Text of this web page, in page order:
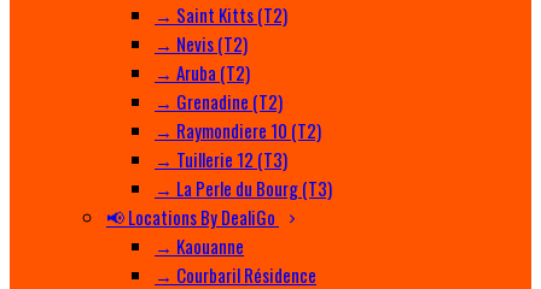
→ Saint Kitts (T2)
→ Nevis (T2)
→ Aruba (T2)
→ Grenadine (T2)
→ Raymondiere 10 (T2)
→ Tuillerie 12 (T3)
→ La Perle du Bourg (T3)
📢 Locations By DealiGo
→ Kaouanne
→ Courbaril Résidence